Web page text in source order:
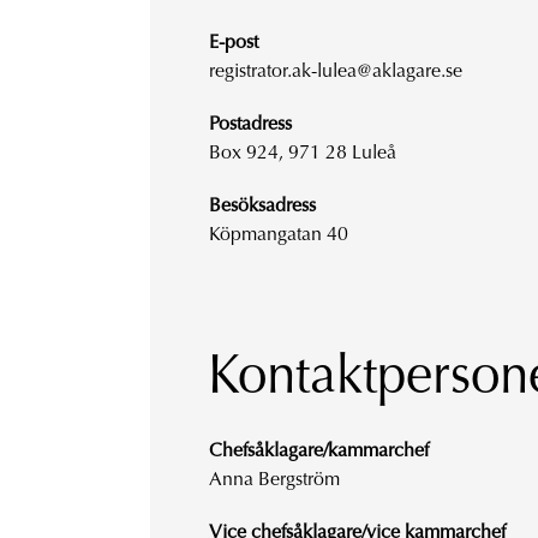
E-post
registrator.ak-lulea@aklagare.se
Postadress
Box 924, 971 28 Luleå
Besöksadress
Köpmangatan 40
Chefsåklagare/kammarchef
Anna Bergström
Vice chefsåklagare/vice kammarchef